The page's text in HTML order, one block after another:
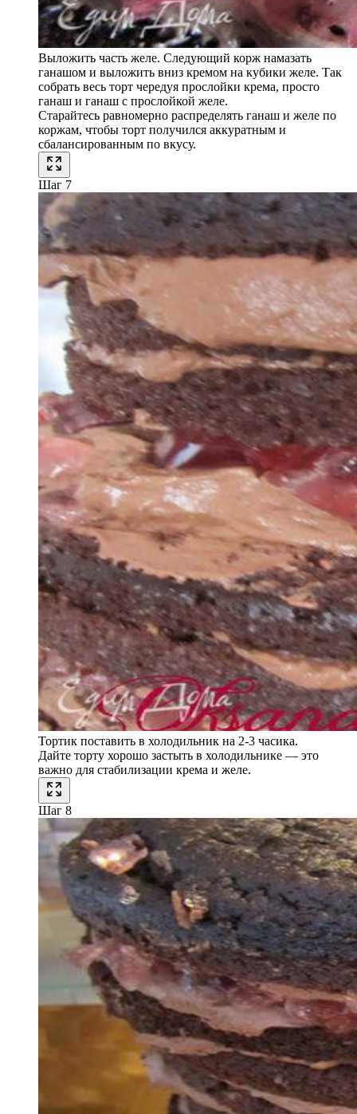
Выложить часть желе. Следующий корж намазать
ганашом и выложить вниз кремом на кубики желе. Так
собрать весь торт чередуя прослойки крема, просто
ганаш и ганаш с прослойкой желе.
Старайтесь равномерно распределять ганаш и желе по
коржам, чтобы торт получился аккуратным и
сбалансированным по вкусу.
Шаг 7
Тортик поставить в холодильник на 2-3 часика.
Дайте торту хорошо застыть в холодильнике — это
важно для стабилизации крема и желе.
Шаг 8